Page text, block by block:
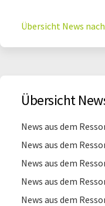
Übersicht News
Übersicht
News aus dem
News aus dem
News aus dem
News aus dem
News aus dem